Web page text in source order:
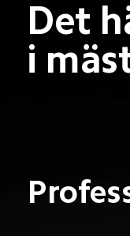
Det
i